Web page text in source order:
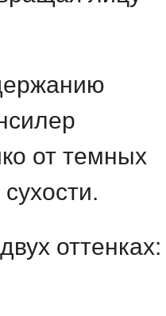
от темных
оттенках: